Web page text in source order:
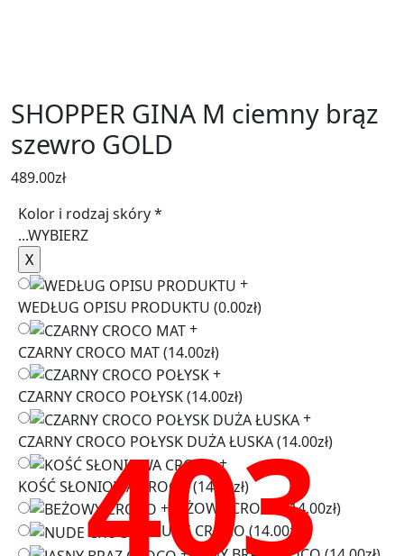
SHOPPER GINA M ciemny brąz
szewro GOLD
489.00zł
Kolor i rodzaj skóry*
...WYBIERZ
+
WEDŁUG OPISU PRODUKTU (0.00zł)
+
CZARNY CROCO MAT(14.00zł)
+
CZARNY CROCO POŁYSK(14.00zł)
+
CZARNY CROCO POŁYSK DUŻA ŁUSKA(14.00zł)
+
KOŚĆ SŁONIOWA CROCO
(14.00zł)
+ BEŻOWY CROCO
(14.00zł)
NUDE CROCO (14.00zł)
403